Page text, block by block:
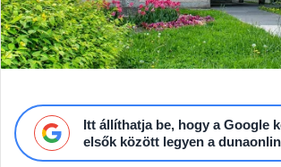
Itt állíthatja be, hogy a Google
elsők között legyen a